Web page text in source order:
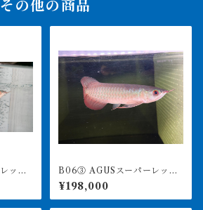
その他の商品
B06③ AGUSスーパーレッド
F4 18㎝前後 PT.ARWANA
LESTARI アジアアロワナ 紅
龍 260-005133
¥198,000